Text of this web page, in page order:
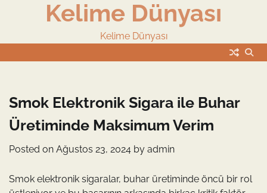
Kelime Dünyası
Kelime Dünyası
Smok Elektronik Sigara ile Buhar
Üretiminde Maksimum Verim
Posted on Ağustos 23, 2024 by admin
Smok elektronik sigaralar, buhar üretiminde öncü bir rol